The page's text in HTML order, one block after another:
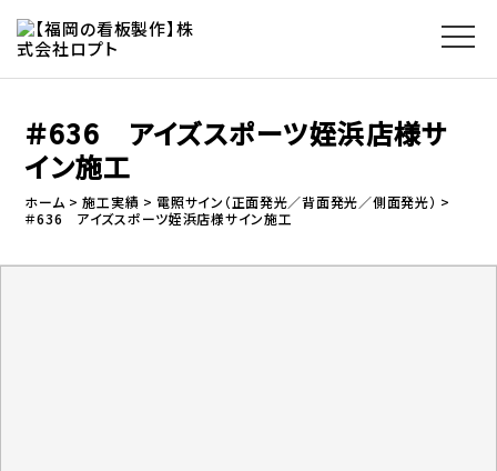
＃636 アイズスポーツ姪浜店様サ
イン施工
ホーム 施工実績
電照サイン（正面発光／背面発光／側面発光）
＃636 アイズスポーツ姪浜店様サイン施工